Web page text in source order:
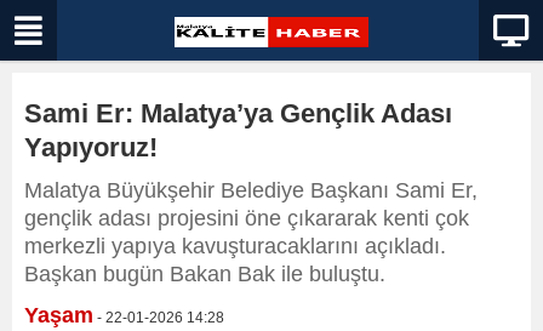
Sami Er: Malatya’ya Gençlik Adası
Yapıyoruz!
Malatya Büyükşehir Belediye Başkanı Sami Er,
gençlik adası projesini öne çıkararak kenti çok
merkezli yapıya kavuşturacaklarını açıkladı.
Başkan bugün Bakan Bak ile buluştu.
Yaşam - 22-01-2026 14:28